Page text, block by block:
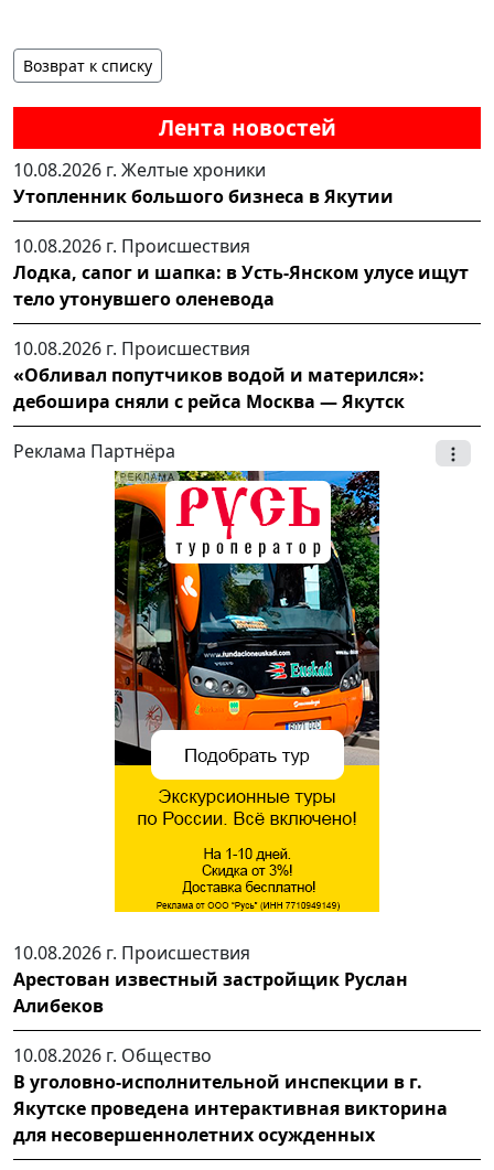
Лента новостей
10.08.2026 г. Желтые хроники
Утопленник большого бизнеса в Якутии
10.08.2026 г. Происшествия
Лодка, сапог и шапка: в Усть-Янском улусе ищут
тело утонувшего оленевода
10.08.2026 г. Происшествия
«Обливал попутчиков водой и матерился»:
дебошира сняли с рейса Москва — Якутск
Реклама Партнёра
10.08.2026 г. Происшествия
Арестован известный застройщик Руслан
Алибеков
10.08.2026 г. Общество
В уголовно-исполнительной инспекции в г.
Якутске проведена интерактивная викторина
для несовершеннолетних осужденных
Возврат к списку